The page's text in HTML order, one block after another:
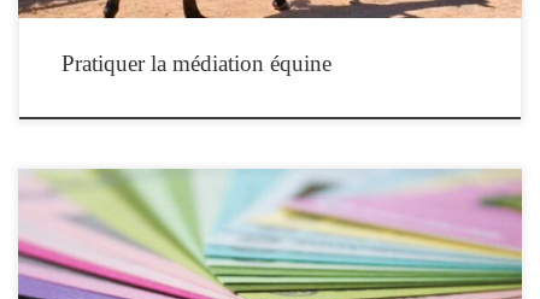
Pratiquer la médiation équine